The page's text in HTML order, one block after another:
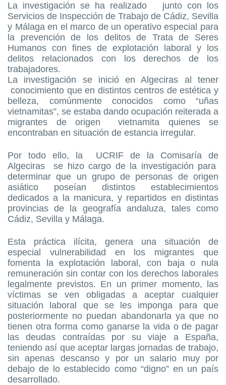
La investigación se ha realizado junto con los
Servicios de Inspección de Trabajo de Cádiz, Sevilla
y Málaga en el marco de un operativo especial para
la prevención de los delitos de Trata de Seres
Humanos con fines de explotación laboral y los
delitos relacionados con los derechos de los
trabajadores.
La investigación se inició en Algeciras al tener
conocimiento que en distintos centros de estética y
belleza, comúnmente conocidos como “uñas
vietnamitas”, se estaba dando ocupación reiterada a
migrantes de origen vietnamita quienes se
encontraban en situación de estancia irregular.
Por todo ello, la UCRIF de la Comisaría de
Algeciras se hizo cargo de la investigación para
determinar que un grupo de personas de origen
asiático poseían distintos establecimientos
dedicados a la manicura, y repartidos en distintas
provincias de la geografía andaluza, tales como
Cádiz, Sevilla y Málaga.
Esta práctica ilícita, genera una situación de
especial vulnerabilidad en los migrantes que
fomenta la explotación laboral, con baja o nula
remuneración sin contar con los derechos laborales
legalmente previstos. En un primer momento, las
víctimas se ven obligadas a aceptar cualquier
situación laboral que se les imponga para que
posteriormente no puedan abandonarla ya que no
tienen otra forma como ganarse la vida o de pagar
las deudas contraídas por su viaje a España,
teniendo así que aceptar largas jornadas de trabajo,
sin apenas descanso y por un salario muy por
debajo de lo establecido como “digno” en un país
desarrollado.